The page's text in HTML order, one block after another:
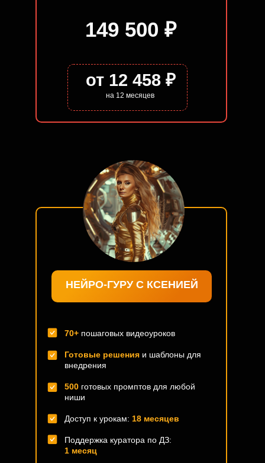
149 500 ₽
от 12 458 ₽
на 12 месяцев
НЕЙРО-ГУРУ С КСЕНИЕЙ
70+ пошаговых видеоуроков
Готовые решения и шаблоны для
внедрения
500 готовых промптов для любой
ниши
Доступ к урокам: 18 месяцев
Поддержка куратора по ДЗ:
1 месяц